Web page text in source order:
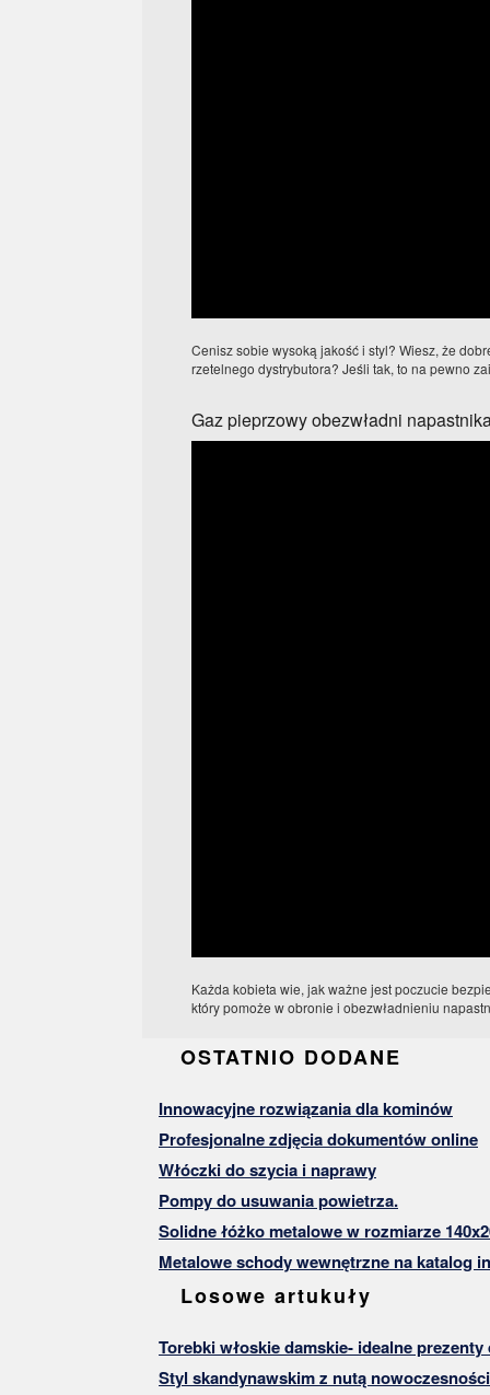
Cenisz sobie wysoką jakość i styl? Wiesz, że
rzetelnego dystrybutora? Jeśli tak, to na pewno
Gaz pieprzowy obezwładni
Każda kobieta wie, jak ważne jest poczucie
który pomoże w obronie i obezwładnieniu
OSTATNIO DODANE
Innowacyjne rozwiązania dla kominów
Profesjonalne zdjęcia dokumentów online
Włóczki do szycia i naprawy
Pompy do usuwania powietrza.
Solidne łóżko metalowe w rozmiarze
Metalowe schody wewnętrzne na katalog
Losowe artukuły
Torebki włoskie damskie- idealne prezenty
Styl skandynawskim z nutą nowoczesności